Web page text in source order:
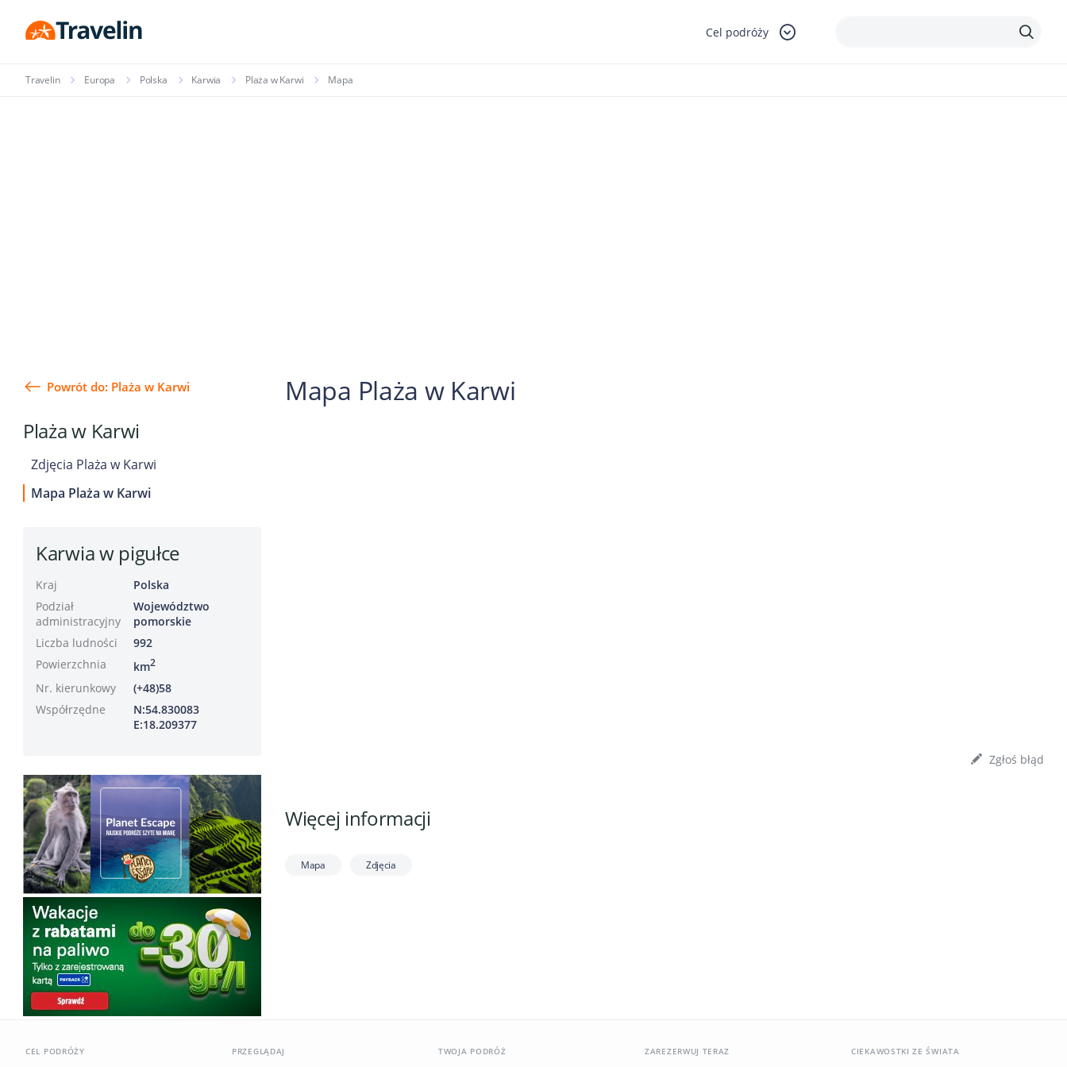
Cel podróży
Travelin Europa Polska Karwia Plaża w Karwi Mapa
Powrót do: Plaża w Karwi
Plaża w Karwi
Zdjęcia Plaża w Karwi
Mapa Plaża w Karwi
Karwia w pigułce
Kraj
Polska
Podział
administracyjny
Województwo
pomorskie
Liczba ludności
992
Powierzchnia
km2
Nr. kierunkowy
(+48)58
Współrzędne
N:54.830083
E:18.209377
Mapa Plaża w Karwi
Zgłoś błąd
Więcej informacji
Mapa Zdjęcia
CEL PODRÓŻY PRZEGLĄDAJ TWOJA PODRÓŻ ZAREZERWUJ TERAZ CIEKAWOSTKI ZE ŚWIATA